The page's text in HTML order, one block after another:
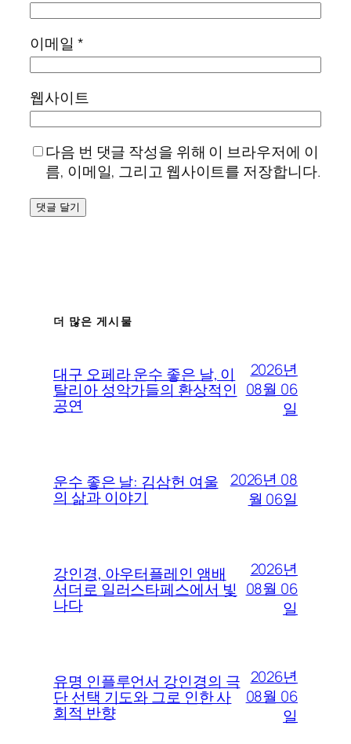
이메일 *
웹사이트
다음 번 댓글 작성을 위해 이 브라우저에 이
름, 이메일, 그리고 웹사이트를 저장합니다.
더 많은 게시물
대구 오페라 운수 좋은 날, 이
탈리아 성악가들의 환상적인
공연
2026년
08월 06
일
운수 좋은 날: 김삼헌 여울
의 삶과 이야기
2026년 08
월 06일
강인경, 아우터플레인 앰배
서더로 일러스타페스에서 빛
나다
2026년
08월 06
일
유명 인플루언서 강인경의 극
단 선택 기도와 그로 인한 사
회적 반향
2026년
08월 06
일